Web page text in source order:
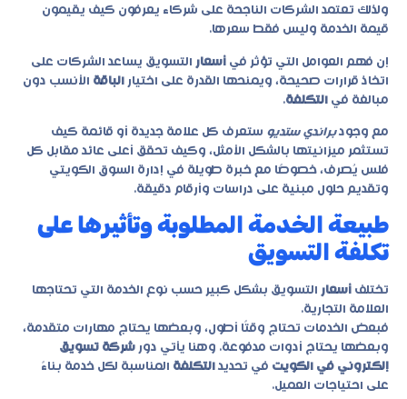
ولذلك تعتمد الشركات الناجحة على شركاء يعرفون كيف يقيمون
قيمة الخدمة وليس فقط سعرها.
إن فهم العوامل التي تؤثر في أسعار التسويق يساعد الشركات على
اتخاذ قرارات صحيحة، ويمنحها القدرة على اختيار الباقة الأنسب دون
مبالغة في التكلفة.
مع وجودبراندي ستديو ستعرف كل علامة جديدة أو قائمة كيف
تستثمر ميزانيتها بالشكل الأمثل، وكيف تحقق أعلى عائد مقابل كل
فلس يُصرف، خصوصًا مع خبرة طويلة في إدارة السوق الكويتي
وتقديم حلول مبنية على دراسات وأرقام دقيقة.
طبيعة الخدمة المطلوبة وتأثيرها على
تكلفة التسويق
تختلف أسعار التسويق بشكل كبير حسب نوع الخدمة التي تحتاجها
العلامة التجارية.
فبعض الخدمات تحتاج وقتًا أطول، وبعضها يحتاج مهارات متقدمة،
وبعضها يحتاج أدوات مدفوعة. وهنا يأتي دور شركة تسويق
إلكتروني في الكويت في تحديد التكلفة المناسبة لكل خدمة بناءً
على احتياجات العميل.